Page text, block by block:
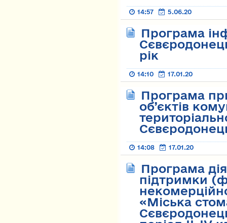
14:57 5.06.20
Програма
рік
14:10 17.01.20
Програма
об’єктів
14:08 17.01.20
Програма
підтримки
«Міська